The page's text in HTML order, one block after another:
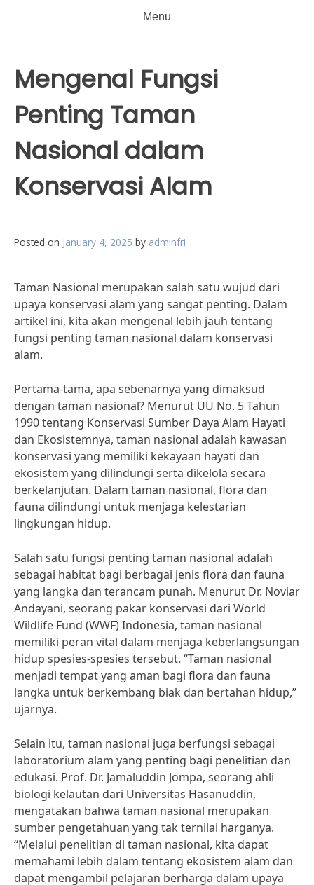
Menu
Mengenal Fungsi
Penting Taman
Nasional dalam
Konservasi Alam
Posted on January 4, 2025 by adminfri
Taman Nasional merupakan salah satu wujud dari
upaya konservasi alam yang sangat penting. Dalam
artikel ini, kita akan mengenal lebih jauh tentang
fungsi penting taman nasional dalam konservasi
alam.
Pertama-tama, apa sebenarnya yang dimaksud
dengan taman nasional? Menurut UU No. 5 Tahun
1990 tentang Konservasi Sumber Daya Alam Hayati
dan Ekosistemnya, taman nasional adalah kawasan
konservasi yang memiliki kekayaan hayati dan
ekosistem yang dilindungi serta dikelola secara
berkelanjutan. Dalam taman nasional, flora dan
fauna dilindungi untuk menjaga kelestarian
lingkungan hidup.
Salah satu fungsi penting taman nasional adalah
sebagai habitat bagi berbagai jenis flora dan fauna
yang langka dan terancam punah. Menurut Dr. Noviar
Andayani, seorang pakar konservasi dari World
Wildlife Fund (WWF) Indonesia, taman nasional
memiliki peran vital dalam menjaga keberlangsungan
hidup spesies-spesies tersebut. “Taman nasional
menjadi tempat yang aman bagi flora dan fauna
langka untuk berkembang biak dan bertahan hidup,”
ujarnya.
Selain itu, taman nasional juga berfungsi sebagai
laboratorium alam yang penting bagi penelitian dan
edukasi. Prof. Dr. Jamaluddin Jompa, seorang ahli
biologi kelautan dari Universitas Hasanuddin,
mengatakan bahwa taman nasional merupakan
sumber pengetahuan yang tak ternilai harganya.
“Melalui penelitian di taman nasional, kita dapat
memahami lebih dalam tentang ekosistem alam dan
dapat mengambil pelajaran berharga dalam upaya